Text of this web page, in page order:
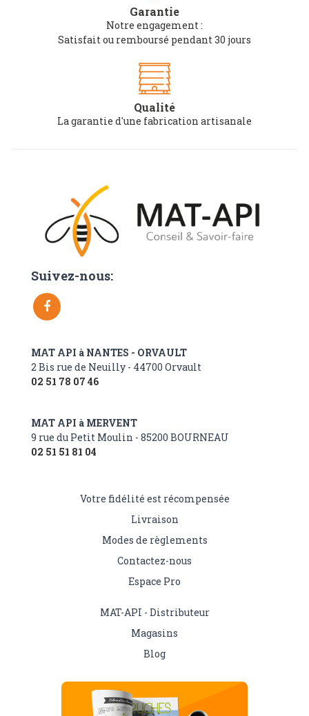
Garantie
Notre engagement :
Satisfait ou remboursé pendant 30 jours
Qualité
La garantie d'une fabrication artisanale
Suivez-nous:
MAT API à NANTES - ORVAULT
2 Bis rue de Neuilly - 44700 Orvault
02 51 78 07 46
MAT API à MERVENT
9 rue du Petit Moulin - 85200 BOURNEAU
02 51 51 81 04
Votre fidélité est récompensée
Livraison
Modes de règlements
Contactez-nous
Espace Pro
MAT-API - Distributeur
Magasins
Blog